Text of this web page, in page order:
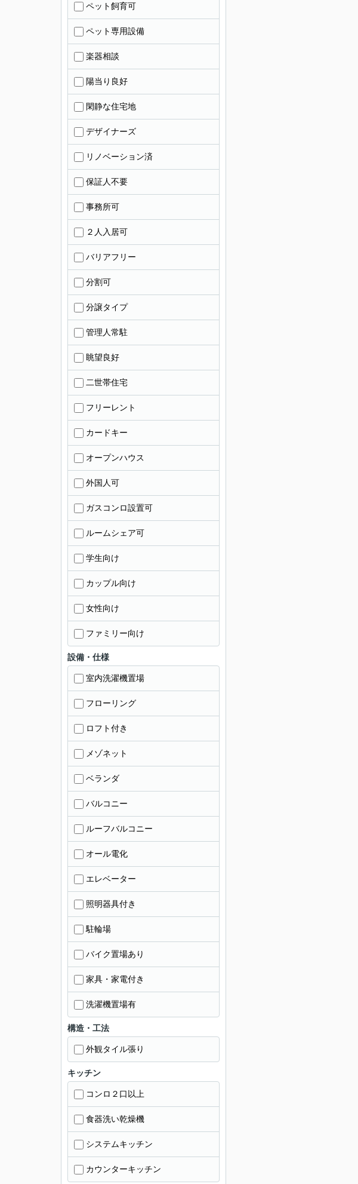
ペット飼育可
ペット専用設備
楽器相談
陽当り良好
閑静な住宅地
デザイナーズ
リノベーション済
保証人不要
事務所可
２人入居可
バリアフリー
分割可
分譲タイプ
管理人常駐
眺望良好
二世帯住宅
フリーレント
カードキー
オープンハウス
外国人可
ガスコンロ設置可
ルームシェア可
学生向け
カップル向け
女性向け
ファミリー向け
設備・仕様
室内洗濯機置場
フローリング
ロフト付き
メゾネット
ベランダ
バルコニー
ルーフバルコニー
オール電化
エレベーター
照明器具付き
駐輪場
バイク置場あり
家具・家電付き
洗濯機置場有
構造・工法
外観タイル張り
キッチン
コンロ２口以上
食器洗い乾燥機
システムキッチン
カウンターキッチン